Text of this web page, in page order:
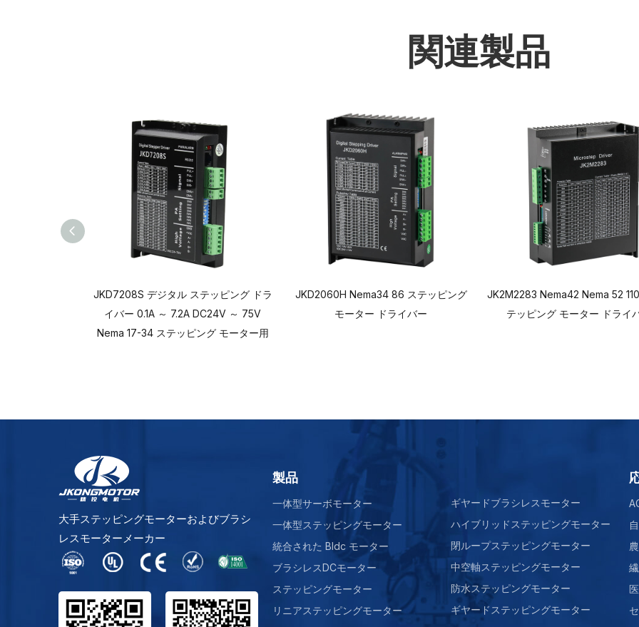
関連製品
JKD7208S デジタル ステッピング ドラ
イバー 0.1A ～ 7.2A DC24V ～ 75V
Nema 17-34 ステッピング モーター用
JKD2060H Nema34 86 ステッピング
モーター ドライバー
JK2M2283 Nema42 Nema 52
テッピング モーター ドライ
大手ステッピングモーターおよびブラシ
レスモーターメーカー
製品
一体型サーボモーター
一体型ステッピングモーター
統合された Bldc モーター
ブラシレスDCモーター
ステッピングモーター
リニアステッピングモーター
ギヤードブラシレスモーター
ハイブリッドステッピングモーター
閉ループステッピングモーター
中空軸ステッピングモーター
防水ステッピングモーター
ギヤードステッピングモーター